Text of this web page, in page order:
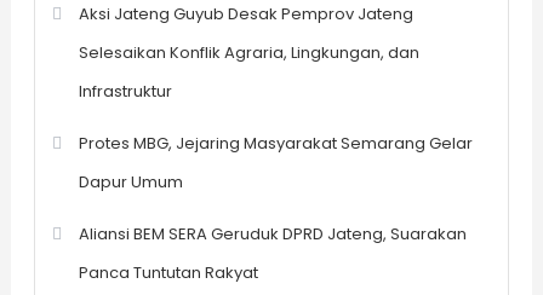
Aksi Jateng Guyub Desak Pemprov Jateng
Selesaikan Konflik Agraria, Lingkungan, dan
Infrastruktur
Protes MBG, Jejaring Masyarakat Semarang Gelar
Dapur Umum
Aliansi BEM SERA Geruduk DPRD Jateng, Suarakan
Panca Tuntutan Rakyat